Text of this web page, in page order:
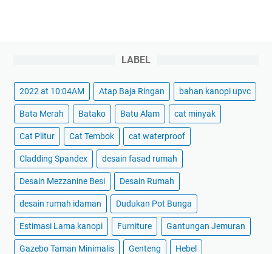
LABEL
2022 at 10:04AM Atap Baja Ringan bahan kanopi upvc
Bata Merah Batako Batu Alam cat minyak
Cat Plitur Cat Tembok cat waterproof
Cladding Spandex desain fasad rumah
Desain Mezzanine Besi Desain Rumah
desain rumah idaman Dudukan Pot Bunga
Estimasi Lama kanopi Furniture Gantungan Jemuran
Gazebo Taman Minimalis Genteng Hebel